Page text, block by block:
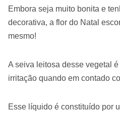
Embora seja muito bonita e
decorativa, a flor do Natal
mesmo!
A seiva leitosa desse vegetal
irritação quando em contado
Esse líquido é constituído por